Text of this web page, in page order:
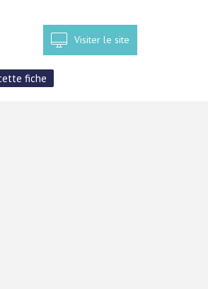
Visiter le site